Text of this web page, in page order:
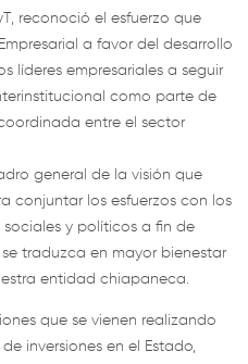
reconoció el esfuerzo que
a favor del desarrollo
líderes empresariales a seguir
como parte de
entre el sector
general de la visión que
conjuntar los esfuerzos con los
y políticos a fin de
traduzca en mayor bienestar
entidad chiapaneca.
que se vienen realizando
inversiones en el Estado,